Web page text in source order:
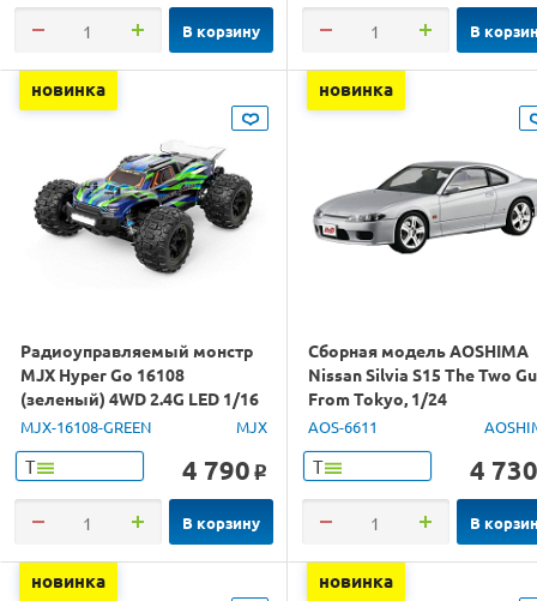
В корзину В
новинка
Радиоуправляемый монстр
MJX Hyper Go 16108
(зеленый) 4WD 2.4G LED 1/16
RTR
MJX-16108-GREEN MJX
Т 4 790 o
В корзину
новинка
Сборная модель AOSHIMA
Nissan Silvia S15 The Two
From Tokyo, 1/24
AOS-6611
Т 4 730
В
новинка новинка